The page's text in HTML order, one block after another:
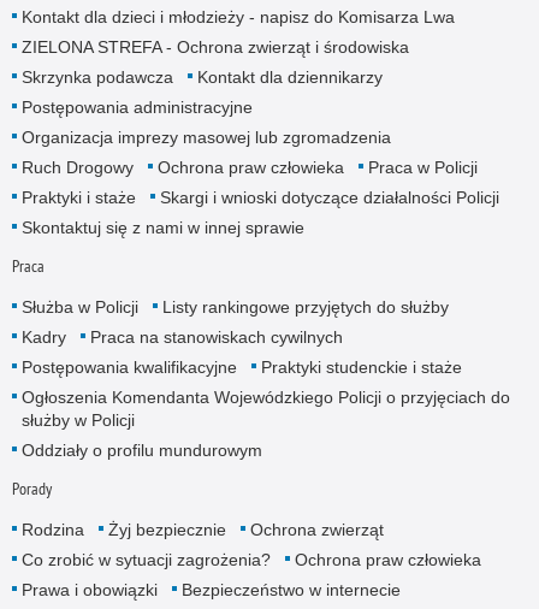
Kontakt dla dzieci i młodzieży - napisz do Komisarza Lwa
ZIELONA STREFA - Ochrona zwierząt i środowiska
Skrzynka podawcza
Kontakt dla dziennikarzy
Postępowania administracyjne
Organizacja imprezy masowej lub zgromadzenia
Ruch Drogowy
Ochrona praw człowieka
Praca w Policji
Praktyki i staże
Skargi i wnioski dotyczące działalności Policji
Skontaktuj się z nami w innej sprawie
Praca
Służba w Policji
Listy rankingowe przyjętych do służby
Kadry
Praca na stanowiskach cywilnych
Postępowania kwalifikacyjne
Praktyki studenckie i staże
Ogłoszenia Komendanta Wojewódzkiego Policji o przyjęciach do
służby w Policji
Oddziały o profilu mundurowym
Porady
Rodzina Żyj bezpiecznie
Ochrona zwierząt
Co zrobić w sytuacji zagrożenia?
Ochrona praw człowieka
Prawa i obowiązki
Bezpieczeństwo w internecie